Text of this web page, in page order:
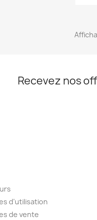
Recevez nos
d'utilisation
de vente